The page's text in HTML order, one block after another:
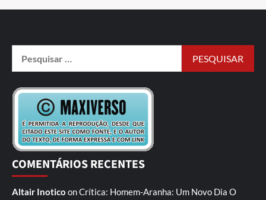
COMENTÁRIOS RECENTES
Altair Inotico onCrítica: Homem-Aranha: Um Novo Dia O